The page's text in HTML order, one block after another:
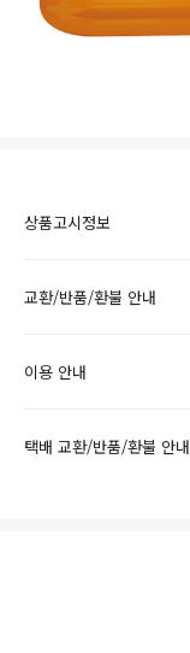
상품고시정보
교환/반품/환불 안내
이용 안내
택배 교환/반품/환불 안내